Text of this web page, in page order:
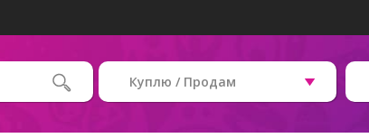
Куплю / Продам